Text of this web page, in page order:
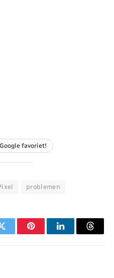
favoriet!
problemen
Twitter PinterestLinkedIn